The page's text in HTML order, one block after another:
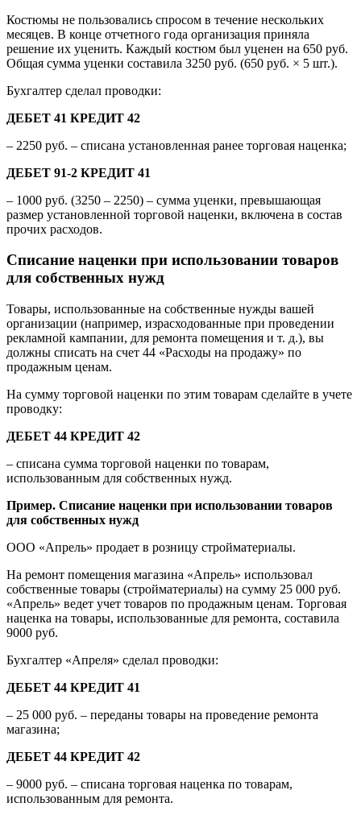
Костюмы не пользовались спросом в течение нескольких
месяцев. В конце отчетного года организация приняла
решение их уценить. Каждый костюм был уценен на 650 руб.
Общая сумма уценки составила 3250 руб. (650 руб. × 5 шт.).
Бухгалтер сделал проводки:
ДЕБЕТ 41 КРЕДИТ 42
– 2250 руб. – списана установленная ранее торговая наценка;
ДЕБЕТ 91-2 КРЕДИТ 41
– 1000 руб. (3250 – 2250) – сумма уценки, превышающая
размер установленной торговой наценки, включена в состав
прочих расходов.
Списание наценки при использовании товаров
для собственных нужд
Товары, использованные на собственные нужды вашей
организации (например, израсходованные при проведении
рекламной кампании, для ремонта помещения и т. д.), вы
должны списать на счет 44 «Расходы на продажу» по
продажным ценам.
На сумму торговой наценки по этим товарам сделайте в учете
проводку:
ДЕБЕТ 44 КРЕДИТ 42
– списана сумма торговой наценки по товарам,
использованным для собственных нужд.
Пример. Списание наценки при использовании товаров
для собственных нужд
ООО «Апрель» продает в розницу стройматериалы.
На ремонт помещения магазина «Апрель» использовал
собственные товары (стройматериалы) на сумму 25 000 руб.
«Апрель» ведет учет товаров по продажным ценам. Торговая
наценка на товары, использованные для ремонта, составила
9000 руб.
Бухгалтер «Апреля» сделал проводки:
ДЕБЕТ 44 КРЕДИТ 41
– 25 000 руб. – переданы товары на проведение ремонта
магазина;
ДЕБЕТ 44 КРЕДИТ 42
– 9000 руб. – списана торговая наценка по товарам,
использованным для ремонта.